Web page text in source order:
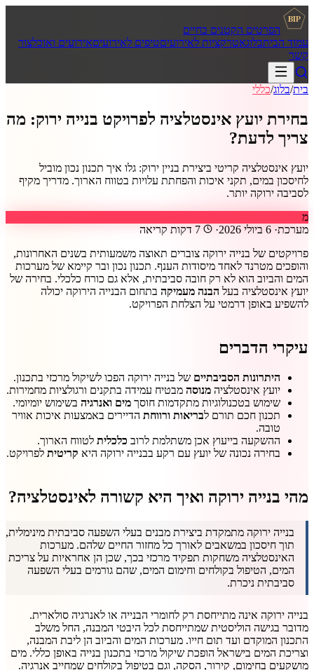
BIP
הפרטים הקטנים בחיים
עמוד הביתבלוגאטרקציות לאירועיםטיפים לאירועיםאירועים ואוכלצור
קשר
בית/בלוג/כללי
בחירת יועץ אינסטלציה לפרויקט בנייה ירוק: מה
צריך לדעת?
יועץ אינסטלציה קריטי ביצירת בניין ירוק: גלו איך תכנון נכון מוביל
לחיסכון במים, תקני איכות והפחתת עלויות בטווח הארוך. מדריך מקיף
לסביבה ירוקה יותר.
מ
מערכת· 6 ביולי 2026 ·
7 דקות קריאה
פרויקטים של בנייה ירוקה צוברים תאוצה משמעותית בשנים האחרונות,
והופכים מטרנד לאחד מיסודות הענף. תכנון נכון ובר קיימא של מערכות
המים והביוב הוא לא רק חובה סביבתית, אלא גם כורח כלכלי. בחירה של
יועץ אינסטלציה בעל הבנה מעמיקה בתחום הבנייה הירוקה יכולה
להשפיע באופן דרמטי על הצלחת הפרויקט.
עיקרי הדברים
היתרונות הסביבתיים של בנייה ירוקה הפכו לשיקול מרכזי בתכנון.
יועץ אינסטלציה מנוסה מבטיח עמידה בתקנים ורגולציות מחמירות.
שימוש בטכנולוגיות מתקדמות חוסך מים ואנרגיה בשימוש יומיומי.
תכנון חכם תורם לבריאות ורווחת הדיירים באמצעות איכות אוויר
טובה.
ההשקעה בייעוץ אכן משתלמת לרוב כלכלית לטווח הארוך.
בחירה נכונה של יועץ עם רקע בבנייה ירוקה היא קריטית לפרויקט.
מהי בנייה ירוקה ואיך היא קשורה לאינסטלציה?
בנייה ירוקה מתמקדת ביצירת מבנים בעלי השפעה סביבתית מינימלית,
תוך חיסכון במשאבים לאורך כל מחזור החיים שלהם. מערכות
האינסטלציה משחקות תפקיד מרכזי בכך, שכן הן אחראיות על צריכת
המים, הטיפול בקולחים וחימום המים, שהם גורמים בעלי השפעה
סביבתית ניכרת.
בנייה ירוקה אינה מתייחסת רק לחומרי הבנייה או לאנרגיה סולארית.
מדובר בגישה הוליסטית שמתייחסת לכל היבטי המבנה, החל משלב
התכנון המוקדם ועד תום חייו. מערכות המים והביוב הן ליבת המבנה,
וצריכת המים בישראל הופכת שיקול מרכזי בתכנון בנייה באופן כללי. מים
מושקעים בחימום, קירור, הסקה, וגם בטיפול בקולחים שמחייב אנרגיה.